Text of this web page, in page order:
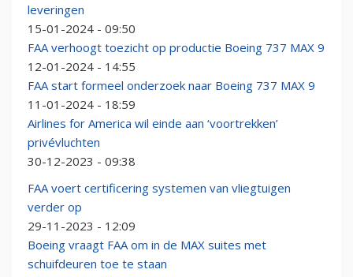
leveringen
15-01-2024 - 09:50
FAA verhoogt toezicht op productie Boeing 737 MAX 9
12-01-2024 - 14:55
FAA start formeel onderzoek naar Boeing 737 MAX 9
11-01-2024 - 18:59
Airlines for America wil einde aan ‘voortrekken’
privévluchten
30-12-2023 - 09:38
FAA voert certificering systemen van vliegtuigen
verder op
29-11-2023 - 12:09
Boeing vraagt FAA om in de MAX suites met
schuifdeuren toe te staan